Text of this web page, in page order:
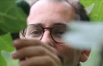
Pakhuis de Zwijger